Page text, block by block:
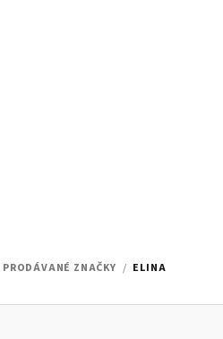
PRODÁVANÉ ZNAČKY / ELINA